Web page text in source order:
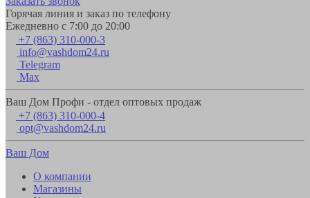
Горячая линия и заказ по телефону
Ежедневно с 7:00 до 20:00
+7 (863) 310-000-3
info@vashdom24.ru
Telegram
Max
Ваш Дом Профи - отдел оптовых продаж
+7 (863) 310-000-4
opt@vashdom24.ru
Ваш Дом
О компании
Магазины